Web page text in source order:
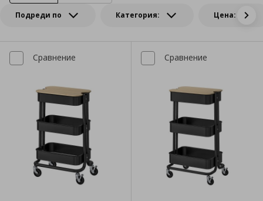
Подреди по Категория: Цена:
Сравнение Сравнение